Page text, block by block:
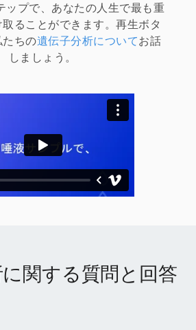
ップで、あなたの人生で最も重
ることができます。再生ボタ
たちの遺伝子分析についてお話
しましょう。
関する質問と回答